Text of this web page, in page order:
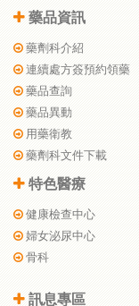
藥品資訊
藥劑科介紹
連續處方簽預約領藥
藥品查詢
藥品異動
用藥衛教
藥劑科文件下載
特色醫療
健康檢查中心
婦女泌尿中心
骨科
訊息專區